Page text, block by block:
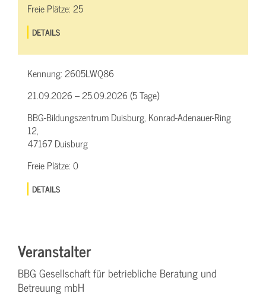
Freie Plätze:25
DETAILS
Kennung:2605LWQ86
21.09.2026 – 25.09.2026 (5 Tage)
BBG-Bildungszentrum Duisburg, Konrad-Adenauer-Ring
12,
47167 Duisburg
Freie Plätze:0
DETAILS
Veranstalter
BBG Gesellschaft für betriebliche Beratung und
Betreuung mbH